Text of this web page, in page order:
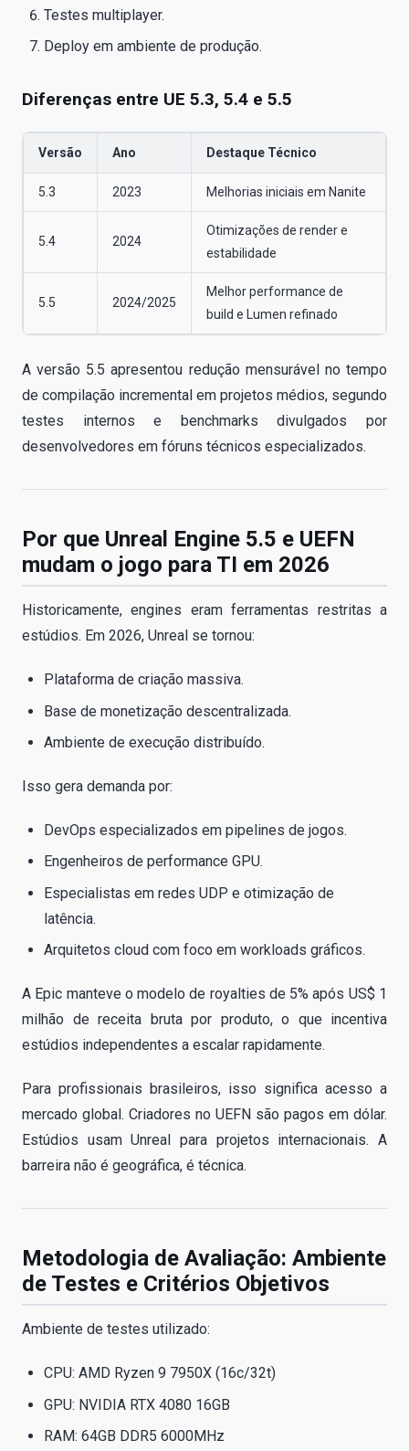
Testes multiplayer.
Deploy em ambiente de produção.
Diferenças entre UE 5.3, 5.4 e 5.5
Versão Ano Destaque Técnico
5.3 2023 Melhorias iniciais em Nanite
5.4 2024
Otimizações de render e
estabilidade
5.5 2024/2025
Melhor performance de
build e Lumen refinado
A versão 5.5 apresentou redução mensurável no tempo
de compilação incremental em projetos médios, segundo
testes internos e benchmarks divulgados por
desenvolvedores em fóruns técnicos especializados.
Por que Unreal Engine 5.5 e UEFN
mudam o jogo para TI em 2026
Historicamente, engines eram ferramentas restritas a
estúdios. Em 2026, Unreal se tornou:
Plataforma de criação massiva.
Base de monetização descentralizada.
Ambiente de execução distribuído.
Isso gera demanda por:
DevOps especializados em pipelines de jogos.
Engenheiros de performance GPU.
Especialistas em redes UDP e otimização de
latência.
Arquitetos cloud com foco em workloads gráficos.
A Epic manteve o modelo de royalties de 5% após US$ 1
milhão de receita bruta por produto, o que incentiva
estúdios independentes a escalar rapidamente.
Para profissionais brasileiros, isso significa acesso a
mercado global. Criadores no UEFN são pagos em dólar.
Estúdios usam Unreal para projetos internacionais. A
barreira não é geográfica, é técnica.
Metodologia de Avaliação: Ambiente
de Testes e Critérios Objetivos
Ambiente de testes utilizado:
CPU: AMD Ryzen 9 7950X (16c/32t)
GPU: NVIDIA RTX 4080 16GB
RAM: 64GB DDR5 6000MHz